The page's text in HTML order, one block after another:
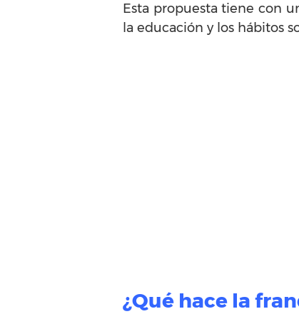
Esta propuesta tiene con
la educación y los hábitos
¿Qué hace la